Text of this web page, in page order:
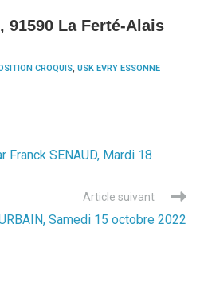
91590 La Ferté-Alais
CROQUIS USK EVRY ESSONNE
Franck SENAUD, Mardi 18
Article suivant
Samedi 15 octobre 2022